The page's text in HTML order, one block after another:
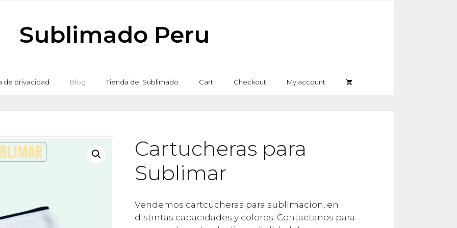
Sublimado Peru
de privacidad Blog Tienda del Sublimado Cart Checkout My account
Cartucheras para
Sublimar
Vendemos cartcucheras para sublimacion, en
distintas capacidades y colores. Contactanos para